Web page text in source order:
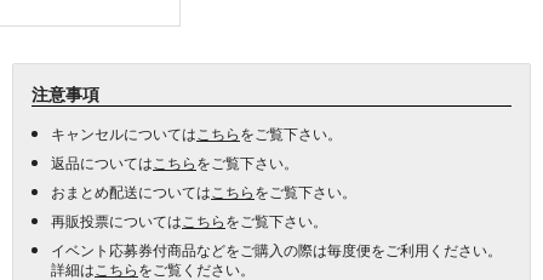
注意事項
キャンセルについては こちらをご覧下さい。
返品については こちらをご覧下さい。
おまとめ配送については こちらをご覧下さい。
再販投票については こちらをご覧下さい。
イベント応募券付商品などをご購入の際は毎度便をご利用ください。
詳細は こちらをご覧ください。